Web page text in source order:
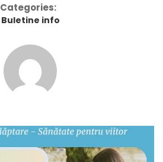
Categories:
Buletine info